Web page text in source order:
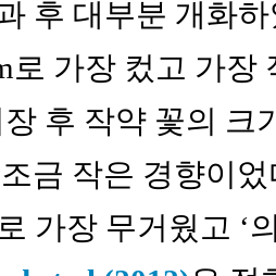
후 대부분 개화
로 가장 컸고 가장
후 작약 꽃의
금 작은 경향이었
가장 무거웠고 ‘